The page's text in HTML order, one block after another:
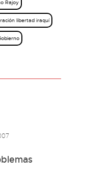
Rajoy
libertad iraquí